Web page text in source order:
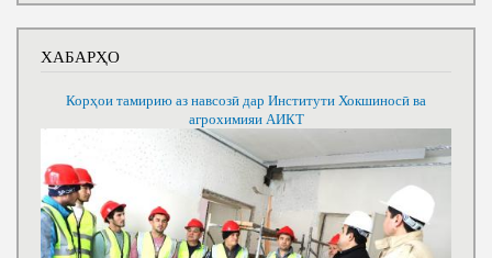
ХАБАРҲО
Корҳои тамирию аз навсозӣ дар Институти Хокшиносӣ ва
агрохимияи АИКТ